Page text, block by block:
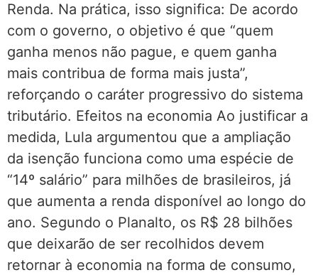
Renda. Na prática, isso significa: De acordo
com o governo, o objetivo é que “quem
ganha menos não pague, e quem ganha
mais contribua de forma mais justa”,
reforçando o caráter progressivo do sistema
tributário. Efeitos na economia Ao justificar a
medida, Lula argumentou que a ampliação
da isenção funciona como uma espécie de
“14º salário” para milhões de brasileiros, já
que aumenta a renda disponível ao longo do
ano. Segundo o Planalto, os R$ 28 bilhões
que deixarão de ser recolhidos devem
retornar à economia na forma de consumo,